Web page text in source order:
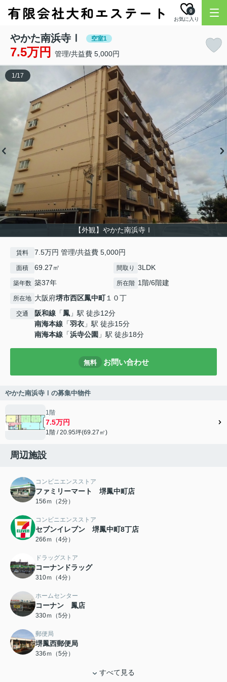
お気に入り
0
やかた南浜寺Ⅰ 空室1
7.5万円 管理/共益費 5,000円
【外観】やかた南浜寺Ⅰ
1/17
賃料 7.5万円 管理/共益費 5,000円
面積 69.27㎡ 間取り 3LDK
築年数 築37年 所在階 1階/6階建
所在地 大阪府堺市西区鳳中町１０丁
交通 阪和線 「鳳 」駅 徒歩12分
南海本線 「羽衣 」駅 徒歩15分
南海本線 「浜寺公園 」駅 徒歩18分
無料 お問い合わせ
やかた南浜寺Ⅰの募集中物件
1階
7.5万円
1階 / 20.95坪(69.27㎡)
周辺施設
コンビニエンスストア
ファミリーマート 堺鳳中町店
156ｍ（2分）
コンビニエンスストア
セブンイレブン 堺鳳中町8丁店
266ｍ（4分）
ドラッグストア
コーナンドラッグ
310ｍ（4分）
ホームセンター
コーナン 鳳店
330ｍ（5分）
郵便局
堺鳳西郵便局
336ｍ（5分）
すべて見る